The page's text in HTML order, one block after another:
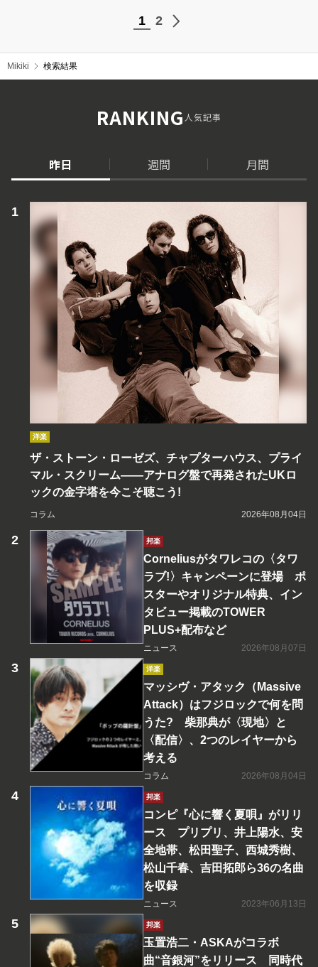
1 2
Mikiki 検索結果
RANKING人気記事
昨日 週間 月間
洋楽
ザ・ストーン・ローゼズ、チャプターハウス、プライ
マル・スクリーム――アナログ盤で再発されたUKロ
ックの金字塔を今こそ聴こう!
コラム 2026年08月04日
邦楽
Corneliusがタワレコの〈タワ
ラブ!〉キャンペーンに登場 ポ
スターやオリジナル特典、イン
タビュー掲載のTOWER
PLUS+配布など
ニュース 2026年08月07日
洋楽
マッシヴ・アタック（Massive
Attack）はフジロックで何を問
うた? 柴那典が〈現地〉と
〈配信〉、2つのレイヤーから
考える
コラム 2026年08月04日
邦楽
コンピ『心に響く夏唄』がリリ
ース プリプリ、井上陽水、安
全地帯、松田聖子、西城秀樹、
松山千春、吉田拓郎ら36の名曲
を収録
ニュース 2023年06月13日
邦楽
玉置浩二・ASKAがコラボ
曲“音銀河”をリリース 同時代